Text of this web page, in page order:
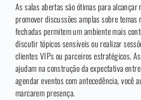
As salas abertas são ótimas para alcançar
promover discussões amplas sobre temas
fechadas permitem um ambiente mais
discutir tópicos sensíveis ou realizar
clientes VIPs ou parceiros estratégicos.
ajudam na construção da expectativa
agendar eventos com antecedência, você
marcarem presença.